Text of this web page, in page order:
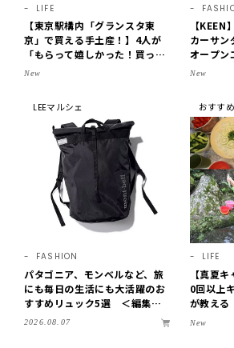
LIFE
【東京駅構内「グランスタ東
京」で買える手土産！】4人が
「もらって嬉しかった！買って
よかった」スイーツを拝見♪G
プ…etc.【2026】
New
【
カーサン
オープン
涼しくて
て！」
New
LEEマルシェ
FASHION
パタゴニア、モンベルなど、旅
にも毎日の生活にも大活躍のお
すすめリュック5選 ＜編集部
セレクト＞【LEEマルシェ】
2026.08.07
おすすめ
LIFE
【真夏
0回以上
が教える
ザ」8選
New